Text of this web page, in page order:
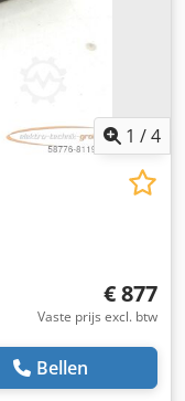
1 /4
€ 877
Vaste prijs excl. btw
Bellen